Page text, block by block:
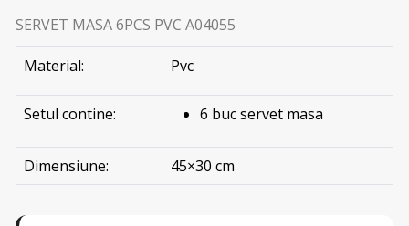
SERVET MASA 6PCS PVC A04055
Material: Pvc
Setul contine: 6 buc servet masa
Dimensiune: 45×30 cm